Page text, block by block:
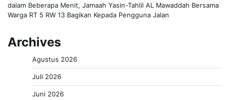
dalam Beberapa Menit, Jamaah Yasin-Tahlil AL Mawaddah Bersama
Warga RT 5 RW 13 Bagikan Kepada Pengguna Jalan
Archives
Agustus 2026
Juli 2026
Juni 2026